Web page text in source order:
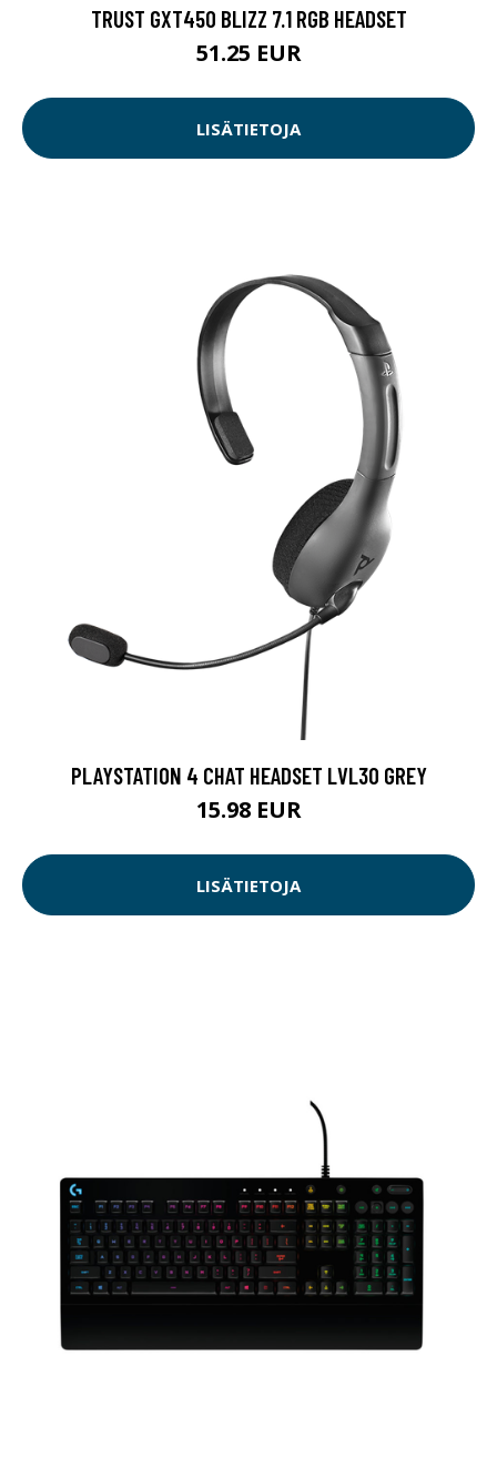
TRUST GXT450 BLIZZ 7.1 RGB HEADSET
51.25 EUR
LISÄTIETOJA
PLAYSTATION 4 CHAT HEADSET LVL30 GREY
15.98 EUR
LISÄTIETOJA